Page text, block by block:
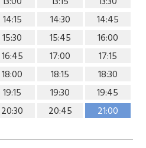
14:15 14:30
14:45
15:30 15:45
16:00
16:45 17:00
17:15
18:00 18:15
18:30
19:15 19:30
19:45
20:30 20:45 21:00